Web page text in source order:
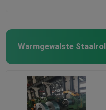
Warmgewalste Staalrol